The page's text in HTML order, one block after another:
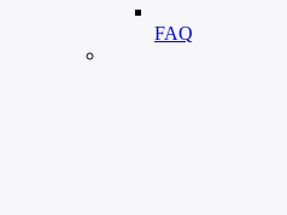
FAQ